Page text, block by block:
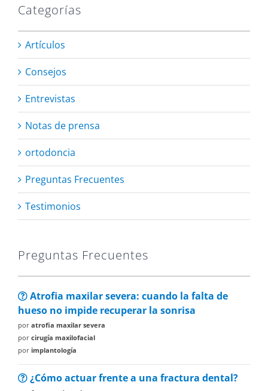
Categorías
Artículos
Consejos
Entrevistas
Notas de prensa
ortodoncia
Preguntas Frecuentes
Testimonios
Preguntas Frecuentes
Atrofia maxilar severa: cuando la falta de
hueso no impide recuperar la sonrisa
por atrofia maxilar severa
por cirugía maxilofacial
por implantología
¿Cómo actuar frente a una fractura dental?